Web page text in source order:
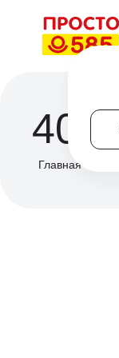
404
Главная